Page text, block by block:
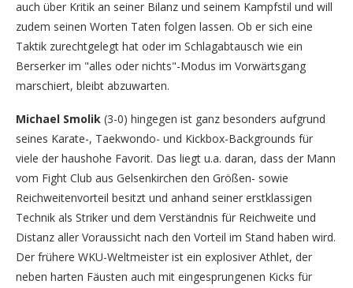
auch über Kritik an seiner Bilanz und seinem Kampfstil und will
zudem seinen Worten Taten folgen lassen. Ob er sich eine
Taktik zurechtgelegt hat oder im Schlagabtausch wie ein
Berserker im "alles oder nichts"-Modus im Vorwärtsgang
marschiert, bleibt abzuwarten.
Michael Smolik (3-0) hingegen ist ganz besonders aufgrund
seines Karate-, Taekwondo- und Kickbox-Backgrounds für
viele der haushohe Favorit. Das liegt u.a. daran, dass der Mann
vom Fight Club aus Gelsenkirchen den Größen- sowie
Reichweitenvorteil besitzt und anhand seiner erstklassigen
Technik als Striker und dem Verständnis für Reichweite und
Distanz aller Voraussicht nach den Vorteil im Stand haben wird.
Der frühere WKU-Weltmeister ist ein explosiver Athlet, der
neben harten Fäusten auch mit eingesprungenen Kicks für